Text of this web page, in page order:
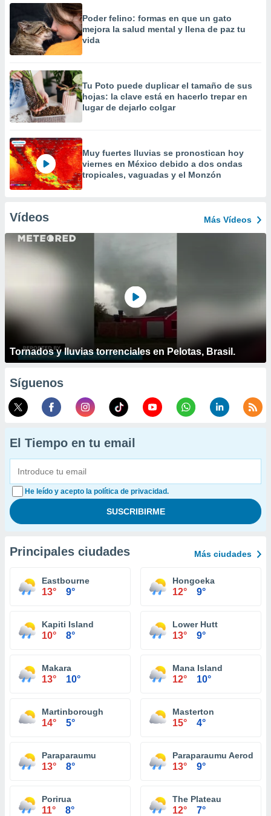
Poder felino: formas en que un gato
mejora la salud mental y llena de paz tu
vida
Tu Poto puede duplicar el tamaño de sus
hojas: la clave está en hacerlo trepar en
lugar de dejarlo colgar
Muy fuertes lluvias se pronostican hoy
viernes en México debido a dos ondas
tropicales, vaguadas y el Monzón
Vídeos Más Vídeos
Tornados y lluvias torrenciales en Pelotas, Brasil.
Síguenos
El Tiempo en tu email
He leído y acepto la política de privacidad.
Principales ciudades Más ciudades
Eastbourne
13° 9°
Hongoeka
12° 9°
Kapiti Island
10° 8°
Lower Hutt
13° 9°
Makara
13° 10°
Mana Island
12° 10°
Martinborough
14° 5°
Masterton
15° 4°
Paraparaumu
13° 8°
Paraparaumu
13° 9°
Porirua
11° 8°
The Plateau
12° 7°